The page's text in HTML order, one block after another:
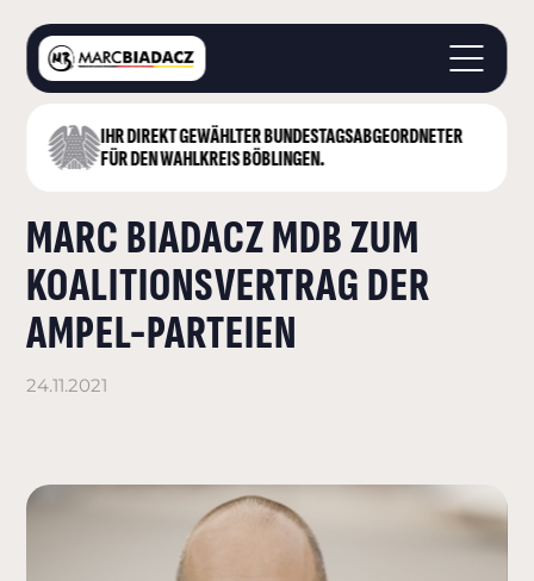
IHR DIREKT GEWÄHLTER BUNDESTAGS­ABGEORDNETER
FÜR DEN WAHLKREIS BÖBLINGEN.
STARTSEITE
LANDKREIS BÖBLINGEN
DEUTSCHER BUNDESTAG
AKTUELLES
KONTAKT
MARC BIADACZ MDB ZUM
KOALITIONSVERTRAG DER
AMPEL-PARTEIEN
24.11.2021